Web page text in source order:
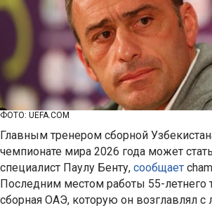
ФОТО: UEFA.COM
Главным тренером сборной
чемпионате мира 2026 года может
специалист Паулу Бенту, сообщает
Последним местом работы 55-летнего
сборная ОАЭ, которую он возглавлял с